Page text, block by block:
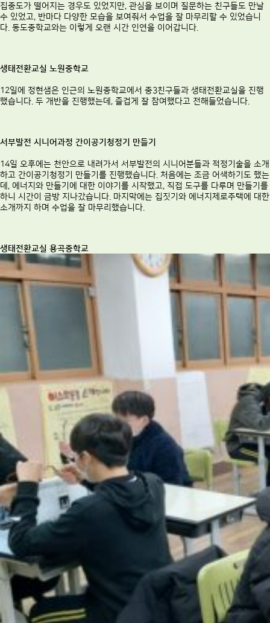
집중도가 떨어지는 경우도 있었지만, 관심을 보이며 질문하는 친구들도 만날
수 있었고, 반마다 다양한 모습을 보여줘서 수업을 잘 마무리할 수 있었습니
다. 동도중학교와는 이렇게 오랜 시간 인연을 이어갑니다.
생태전환교실 노원중학교
12일에 정현샘은 인근의 노원중학교에서 중3친구들과 생태전환교실을 진행
했습니다. 두 개반을 진행했는데, 즐겁게 잘 참여했다고 전해들었습니다.
서부발전 시니어과정 간이공기청정기 만들기
14일 오후에는 천안으로 내려가서 서부발전의 시니어분들과 적정기술을 소개
하고 간이공기청정기 만들기를 진행했습니다. 처음에는 조금 어색하기도 했는
데, 에너지와 만들기에 대한 이야기를 시작했고, 직접 도구를 다루며 만들기를
하니 시간이 금방 지나갔습니다. 마지막에는 집짓기와 에너지제로주택에 대한
소개까지 하며 수업을 잘 마무리했습니다.
생태전환교실 용곡중학교